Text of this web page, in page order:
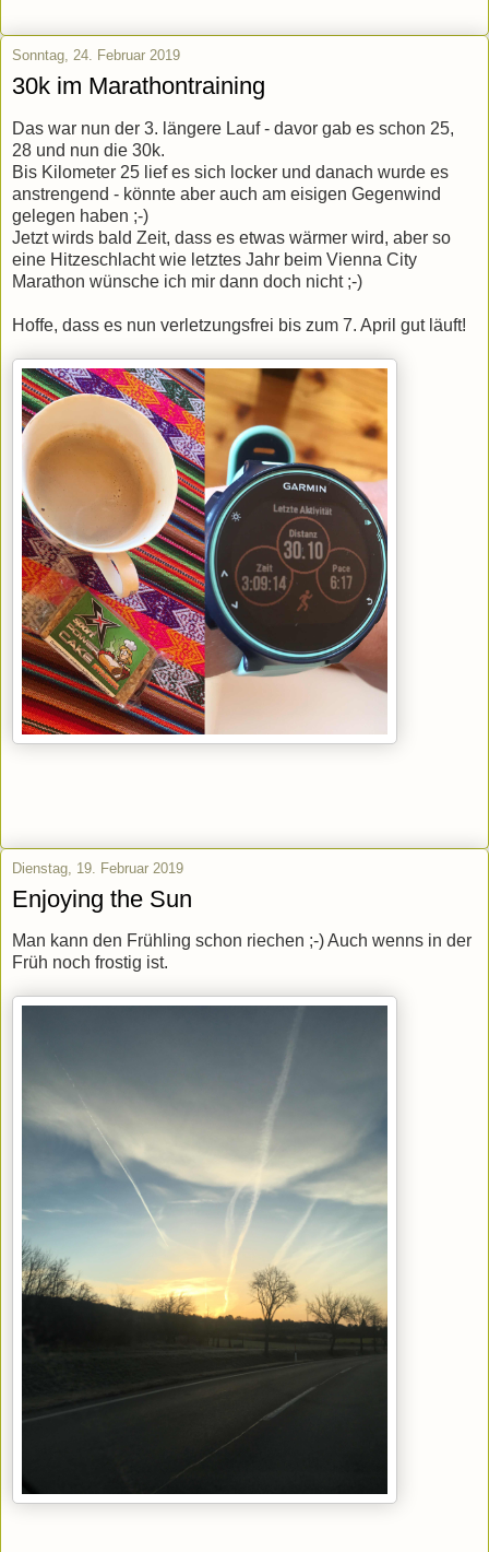
Sonntag, 24. Februar 2019
30k im Marathontraining
Das war nun der 3. längere Lauf - davor gab es schon 25,
28 und nun die 30k.
Bis Kilometer 25 lief es sich locker und danach wurde es
anstrengend - könnte aber auch am eisigen Gegenwind
gelegen haben ;-)
Jetzt wirds bald Zeit, dass es etwas wärmer wird, aber so
eine Hitzeschlacht wie letztes Jahr beim Vienna City
Marathon wünsche ich mir dann doch nicht ;-)
Hoffe, dass es nun verletzungsfrei bis zum 7. April gut läuft!
Dienstag, 19. Februar 2019
Enjoying the Sun
Man kann den Frühling schon riechen ;-) Auch wenns in der
Früh noch frostig ist.